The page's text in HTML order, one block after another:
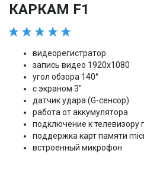
КАРКАМ F1
видеорегистратор
запись видео 1920x1080
угол обзора 140°
с экраном 3"
датчик удара (G-сенсор)
работа от аккумулятора
подключение к телевизору
поддержка карт памяти
встроенный микрофон